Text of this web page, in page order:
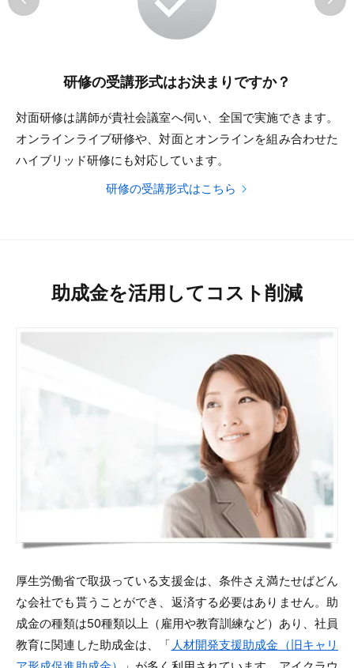
研修の受講形式はお決まりですか？
対面研修は講師が貴社会議室へ伺い、全国で実施できます。
オンラインライブ研修や、対面とオンラインを組み合わせた
ハイブリッド研修にも対応しています。
研修の受講形式はこちら
助成金を活用してコスト削減
厚生労働省で取扱っている支援金は、条件さえ満たせばどん
な会社でも貰うことができ、返済する必要はありません。助
成金の種類は50種類以上（雇用や教育訓練など）あり、社員
教育に関連した助成金は、「 人材開発支援助成金（旧キャリ